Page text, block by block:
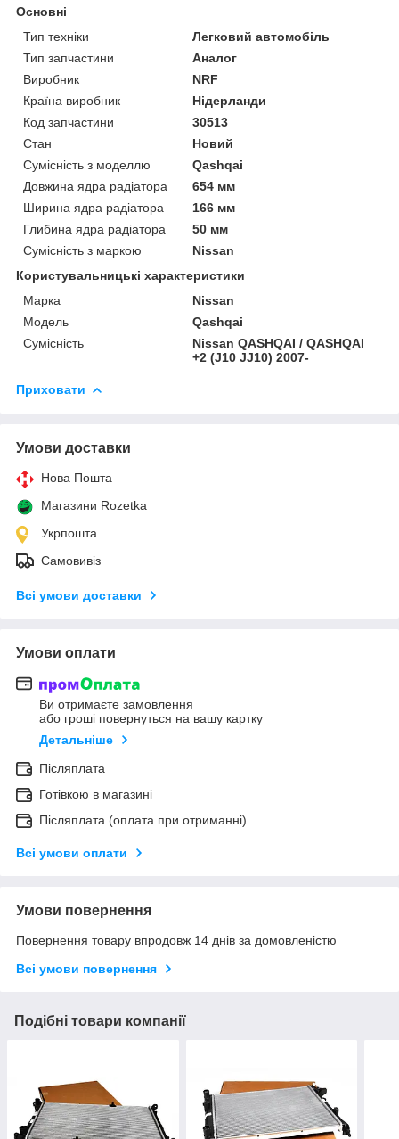
Основні
Тип техніки
Легковий автомобіль
Тип запчастини
Аналог
Виробник
NRF
Країна виробник
Нідерланди
Код запчастини
30513
Стан
Новий
Сумісність з моделлю
Qashqai
Довжина ядра радіатора
654 мм
Ширина ядра радіатора
166 мм
Глибина ядра радіатора
50 мм
Сумісність з маркою
Nissan
Користувальницькі характеристики
Марка
Nissan
Модель
Qashqai
Сумісність
Nissan QASHQAI / QASHQAI
+2 (J10 JJ10) 2007-
Приховати
Умови доставки
Нова Пошта
Магазини Rozetka
Укрпошта
Самовивіз
Всі умови доставки
Умови оплати
Ви отримаєте замовлення
або гроші повернуться на вашу картку
Детальніше
Післяплата
Готівкою в магазині
Післяплата (оплата при отриманні)
Всі умови оплати
Умови повернення
Повернення товару впродовж 14 днів за домовленістю
Всі умови повернення
Подібні товари компанії